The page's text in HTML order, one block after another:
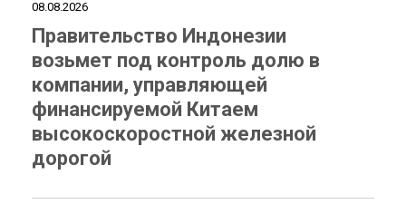
08.08.2026
Правительство Индонезии
возьмет под контроль долю в
компании, управляющей
финансируемой Китаем
высокоскоростной железной
дорогой